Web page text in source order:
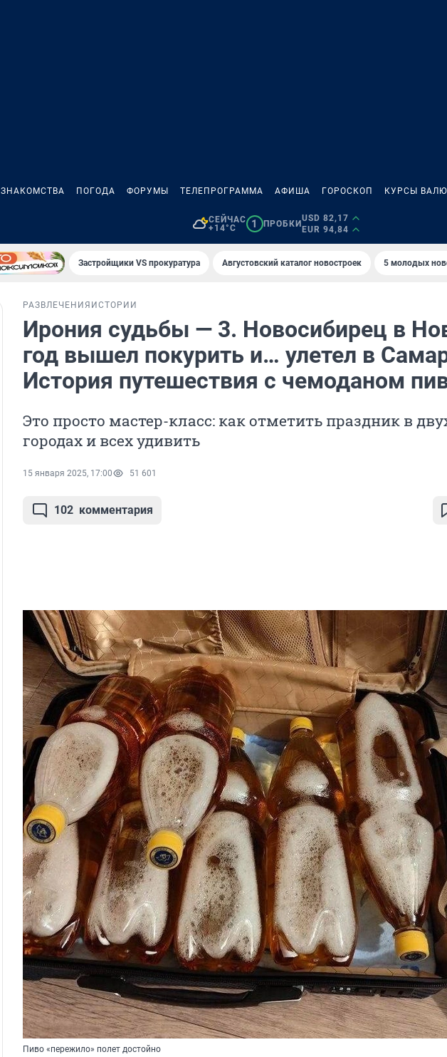
ЗНАКОМСТВА ПОГОДА ФОРУМЫ ТЕЛЕПРОГРАММА АФИША ГОРОСКОП КУРСЫ
СЕЙЧАС
+14°C
1 ПРОБКИ
USD 82,17
EUR 94,84
Застройщики VS прокуратура Августовский каталог новостроек 5 молодых
РАЗВЛЕЧЕНИЯ ИСТОРИИ
Ирония судьбы — 3. Новосибирец в
год вышел покурить и… улетел в
История путешествия с чемоданом
Это просто мастер-класс: как отметить праздник в
городах и всех удивить
15 января 2025, 17:00 51 601
102 комментария
Пиво «пережило» полет достойно